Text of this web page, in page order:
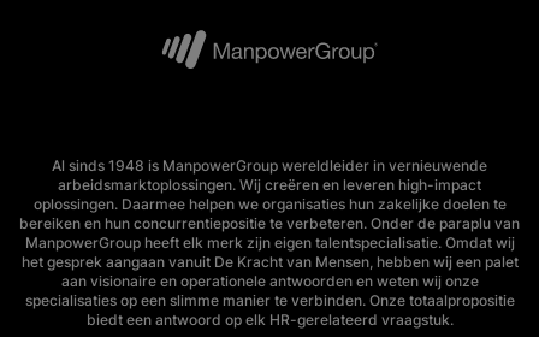
Al sinds 1948 is ManpowerGroup wereldleider in vernieuwende
arbeidsmarktoplossingen. Wij creëren en leveren high-impact
oplossingen. Daarmee helpen we organisaties hun zakelijke doelen te
bereiken en hun concurrentiepositie te verbeteren. Onder de paraplu van
ManpowerGroup heeft elk merk zijn eigen talentspecialisatie. Omdat wij
het gesprek aangaan vanuit De Kracht van Mensen, hebben wij een palet
aan visionaire en operationele antwoorden en weten wij onze
specialisaties op een slimme manier te verbinden. Onze totaalpropositie
biedt een antwoord op elk HR-gerelateerd vraagstuk.